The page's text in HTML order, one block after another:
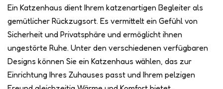
Ein Katzenhaus dient Ihrem katzenartigen Begleiter als
gemütlicher Rückzugsort. Es vermittelt ein Gefühl von
Sicherheit und Privatsphäre und ermöglicht ihnen
ungestörte Ruhe. Unter den verschiedenen verfügbaren
Designs können Sie ein Katzenhaus wählen, das zur
Einrichtung Ihres Zuhauses passt und Ihrem pelzigen